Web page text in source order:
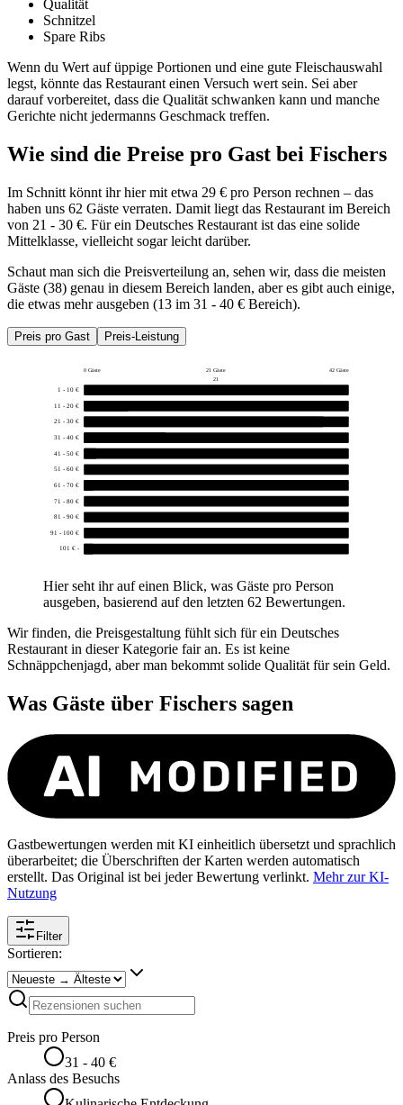
Qualität
Schnitzel
Spare Ribs
Wenn du Wert auf üppige Portionen und eine gute Fleischauswahl
legst, könnte das Restaurant einen Versuch wert sein. Sei aber
darauf vorbereitet, dass die Qualität schwanken kann und manche
Gerichte nicht jedermanns Geschmack treffen.
Wie sind die Preise pro Gast bei Fischers
Im Schnitt könnt ihr hier mit etwa 29 € pro Person rechnen – das
haben uns 62 Gäste verraten. Damit liegt das Restaurant im Bereich
von 21 - 30 €. Für ein Deutsches Restaurant ist das eine solide
Mittelklasse, vielleicht sogar leicht darüber.
Schaut man sich die Preisverteilung an, sehen wir, dass die meisten
Gäste (38) genau in diesem Bereich landen, aber es gibt auch einige,
die etwas mehr ausgeben (13 im 31 - 40 € Bereich).
Preis pro Gast Preis-Leistung
0 Gäste 21 Gäste
42 Gäste
21
1 - 10 €
11 - 20 €
21 - 30 €
31 - 40 €
41 - 50 €
51 - 60 €
61 - 70 €
71 - 80 €
81 - 90 €
91 - 100 €
101 € -
Hier seht ihr auf einen Blick, was Gäste pro Person
ausgeben, basierend auf den letzten 62 Bewertungen.
Wir finden, die Preisgestaltung fühlt sich für ein Deutsches
Restaurant in dieser Kategorie fair an. Es ist keine
Schnäppchenjagd, aber man bekommt solide Qualität für sein Geld.
Was Gäste über Fischers sagen
Gastbewertungen werden mit KI einheitlich übersetzt und sprachlich
überarbeitet; die Überschriften der Karten werden automatisch
erstellt. Das Original ist bei jeder Bewertung verlinkt. Mehr zur KI-
Nutzung
Filter
Sortieren:
Preis pro Person
31 - 40 €
Anlass des Besuchs